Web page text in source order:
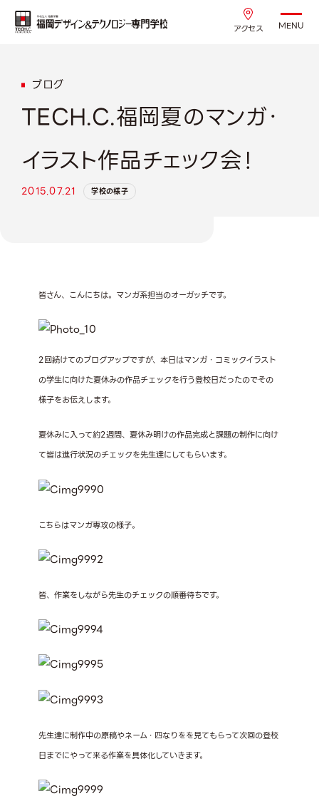
アクセス MENU
ブログ
TECH.C.福岡夏のマンガ・
イラスト作品チェック会！
2015.07.21 学校の様子
皆さん、こんにちは。マンガ系担当のオーガッチです。
2回続けてのブログアップですが、本日はマンガ・コミックイラスト
の学生に向けた夏休みの作品チェックを行う登校日だったのでその
様子をお伝えします。
夏休みに入って約2週間、夏休み明けの作品完成と課題の制作に向け
て皆は進行状況のチェックを先生達にしてもらいます。
こちらはマンガ専攻の様子。
皆、作業をしながら先生のチェックの順番待ちです。
先生達に制作中の原稿やネーム・四なりをを見てもらって次回の登校
日までにやって来る作業を具体化していきます。